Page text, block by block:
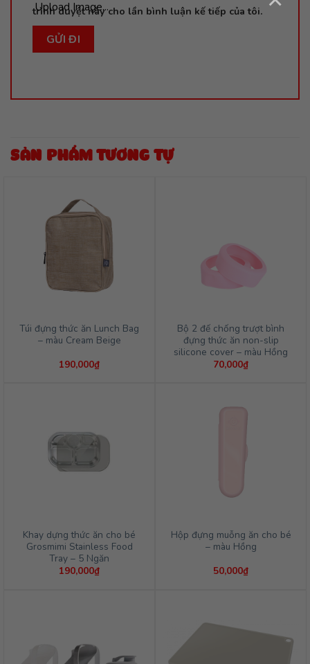
Upload Image...
trình duyệt này cho lần bình luận kế tiếp của tôi.
SẢN PHẨM TƯƠNG TỰ
Túi đựng thức ăn Lunch Bag
– màu Cream Beige
190,000₫
Bộ 2 đế chống trượt bình
đựng thức ăn non-slip
silicone cover – màu Hồng
70,000₫
Khay dựng thức ăn cho bé
Grosmimi Stainless Food
Tray – 5 Ngăn
190,000₫
Hộp đựng muỗng ăn cho bé
– màu Hồng
50,000₫